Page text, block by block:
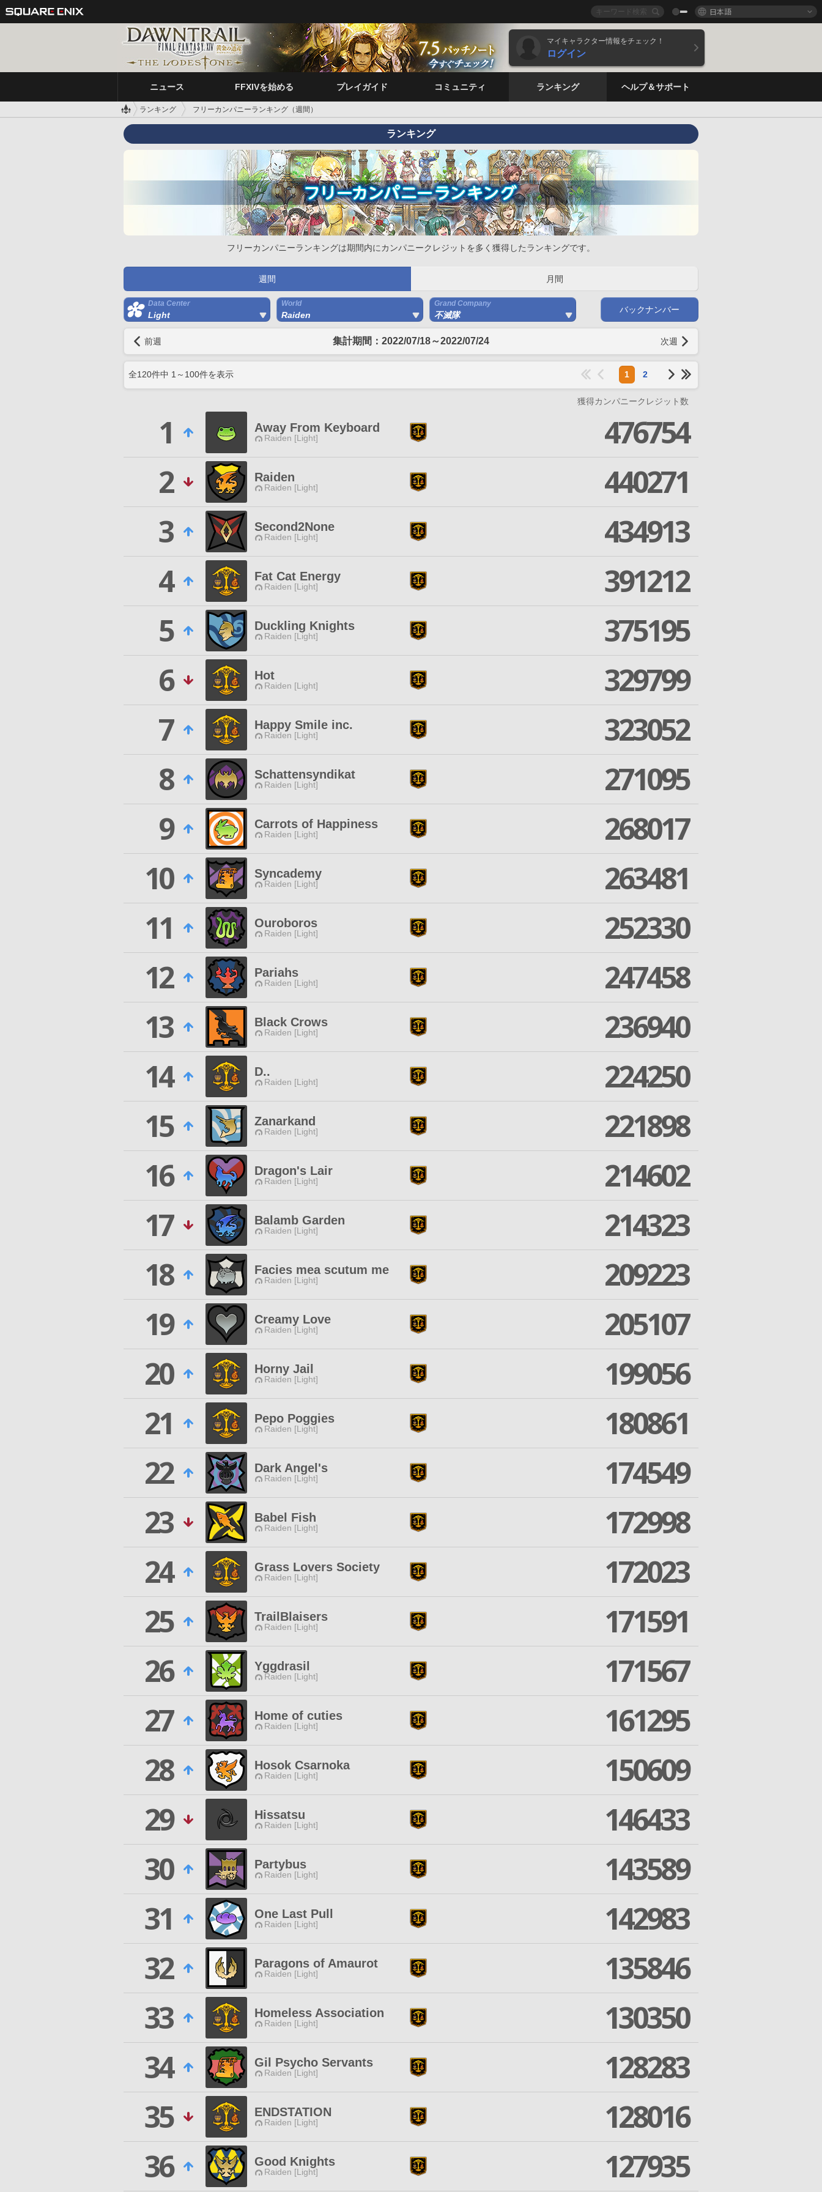
日本語
マイキャラクター情報をチェック！
ログイン
ニュース FFXIVを始める プレイガイド コミュニティ ランキング ヘルプ＆サポート
ランキング フリーカンパニーランキング（週間）
ランキング
フリーカンパニーランキングは期間内にカンパニークレジットを多く獲得したランキングです。
週間 月間
Data Center
Light
World
Raiden
Grand Company
不滅隊
バックナンバー
前週 集計期間：2022/07/18～2022/07/24 次週
全120件中 1 ～ 100件を表示 1 2
獲得カンパニークレジット数
1 Away From Keyboard
Raiden [Light]
476754
2
Raiden
Raiden [Light]
440271
3
Second2None
Raiden [Light]
434913
4
Fat Cat Energy
Raiden [Light]
391212
5
Duckling Knights
Raiden [Light]
375195
6
Hot
Raiden [Light]
329799
7
Happy Smile inc.
Raiden [Light]
323052
8
Schattensyndikat
Raiden [Light]
271095
9
Carrots of Happiness
Raiden [Light]
268017
10
Syncademy
Raiden [Light]
263481
11
Ouroboros
Raiden [Light]
252330
12
Pariahs
Raiden [Light]
247458
13
Black Crows
Raiden [Light]
236940
14
D..
Raiden [Light]
224250
15
Zanarkand
Raiden [Light]
221898
16
Dragon's Lair
Raiden [Light]
214602
17
Balamb Garden
Raiden [Light]
214323
18
Facies mea scutum me
Raiden [Light]
209223
19
Creamy Love
Raiden [Light]
205107
20
Horny Jail
Raiden [Light]
199056
21
Pepo Poggies
Raiden [Light]
180861
22
Dark Angel's
Raiden [Light]
174549
23
Babel Fish
Raiden [Light]
172998
24
Grass Lovers Society
Raiden [Light]
172023
25
TrailBlaisers
Raiden [Light]
171591
26
Yggdrasil
Raiden [Light]
171567
27
Home of cuties
Raiden [Light]
161295
28
Hosok Csarnoka
Raiden [Light]
150609
29
Hissatsu
Raiden [Light]
146433
30
Partybus
Raiden [Light]
143589
31
One Last Pull
Raiden [Light]
142983
32
Paragons of Amaurot
Raiden [Light]
135846
33
Homeless Association
Raiden [Light]
130350
34
Gil Psycho Servants
Raiden [Light]
128283
35
ENDSTATION
Raiden [Light]
128016
36
Good Knights
Raiden [Light] 127935